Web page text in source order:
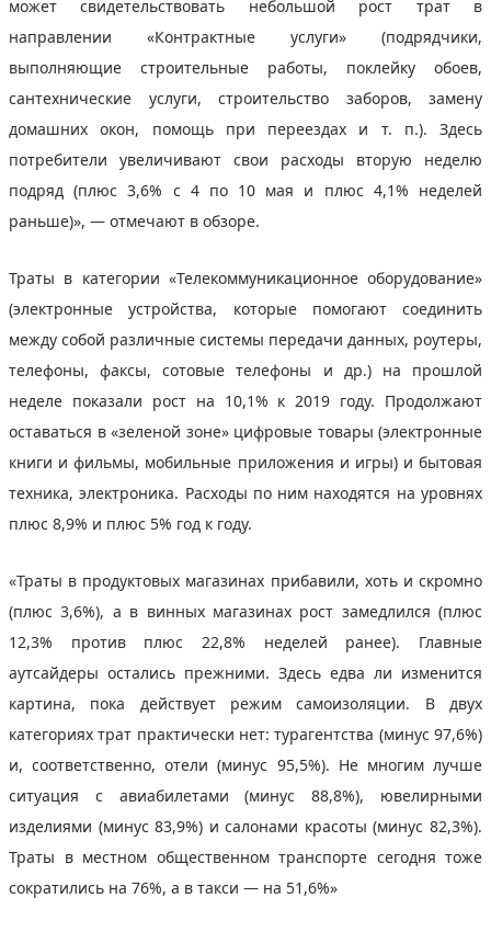
может свидетельствовать небольшой рост трат в
направлении «Контрактные услуги» (подрядчики,
выполняющие строительные работы, поклейку обоев,
сантехнические услуги, строительство заборов, замену
домашних окон, помощь при переездах и т. п.). Здесь
потребители увеличивают свои расходы вторую неделю
подряд (плюс 3,6% с 4 по 10 мая и плюс 4,1% неделей
раньше)», — отмечают в обзоре.
Траты в категории «Телекоммуникационное оборудование»
(электронные устройства, которые помогают соединить
между собой различные системы передачи данных, роутеры,
телефоны, факсы, сотовые телефоны и др.) на прошлой
неделе показали рост на 10,1% к 2019 году. Продолжают
оставаться в «зеленой зоне» цифровые товары (электронные
книги и фильмы, мобильные приложения и игры) и бытовая
техника, электроника. Расходы по ним находятся на уровнях
плюс 8,9% и плюс 5% год к году.
«Траты в продуктовых магазинах прибавили, хоть и скромно
(плюс 3,6%), а в винных магазинах рост замедлился (плюс
12,3% против плюс 22,8% неделей ранее). Главные
аутсайдеры остались прежними. Здесь едва ли изменится
картина, пока действует режим самоизоляции. В двух
категориях трат практически нет: турагентства (минус 97,6%)
и, соответственно, отели (минус 95,5%). Не многим лучше
ситуация с авиабилетами (минус 88,8%), ювелирными
изделиями (минус 83,9%) и салонами красоты (минус 82,3%).
Траты в местном общественном транспорте сегодня тоже
сократились на 76%, а в такси — на 51,6%»